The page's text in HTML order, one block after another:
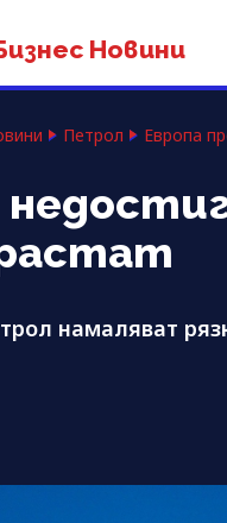
Новини
Петрол Европа
намаляват